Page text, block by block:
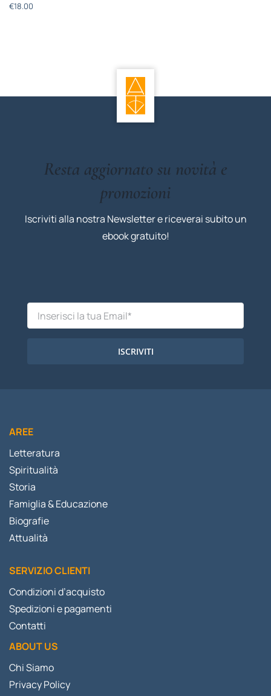
€18.00
Resta aggiornato su novità e
promozioni
Iscriviti alla nostra Newsletter e riceverai subito un
ebook gratuito!
ISCRIVITI
AREE
Letteratura
Spiritualità
Storia
Famiglia & Educazione
Biografie
Attualità
SERVIZIO CLIENTI
Condizioni d’acquisto
Spedizioni e pagamenti
Contatti
ABOUT US
Chi Siamo
Privacy Policy